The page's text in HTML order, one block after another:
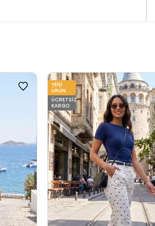
YENI
ÜRÜN
ÜCRETSIZ
KARGO